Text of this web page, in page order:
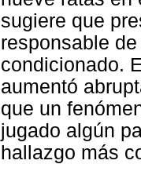
sugiere que
responsable
condicionado.
aumentó
que un
jugado algún
hallazgo más